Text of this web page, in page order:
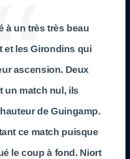
à un très très beau
et lesGirondins qui
ascension. Deux
un match nul, ils
deGuingamp.
ce match puisque
le coup à fond. Niort